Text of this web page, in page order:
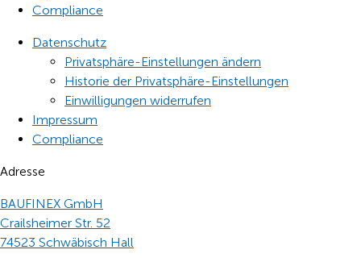
Compliance
Datenschutz
Privatsphäre-Einstellungen ändern
Historie der Privatsphäre-Einstellungen
Einwilligungen widerrufen
Impressum
Compliance
Adresse
BAUFINEX GmbH
Crailsheimer Str. 52
74523 Schwäbisch Hall